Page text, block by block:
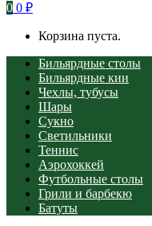
0 0 ₽
Корзина пуста.
Бильярдные столы
Бильярдные кии
Чехлы, тубусы
Шары
Сукно
Светильники
Теннис
Аэрохоккей
Футбольные столы
Грили и барбекю
Батуты